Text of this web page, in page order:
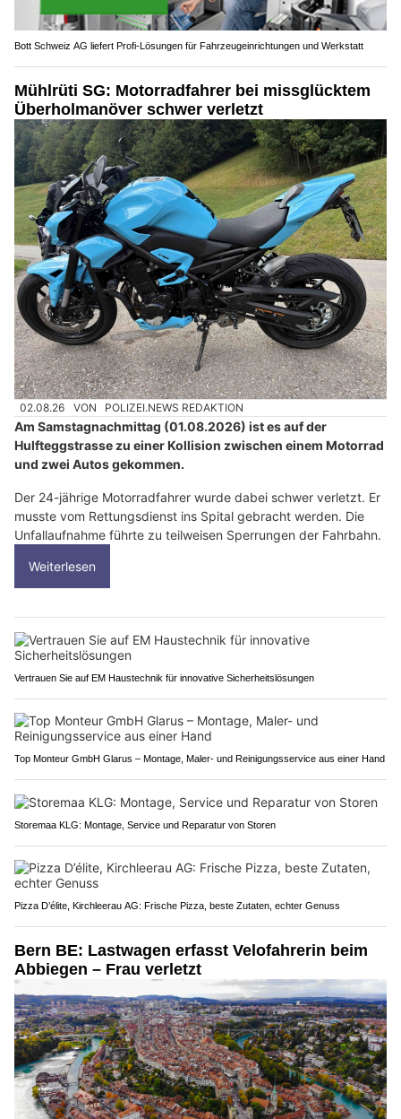
Bott Schweiz AG liefert Profi-Lösungen für Fahrzeugeinrichtungen und Werkstatt
Mühlrüti SG: Motorradfahrer bei missglücktem
Überholmanöver schwer verletzt
02.08.26 VON POLIZEI.NEWS REDAKTION
Am Samstagnachmittag (01.08.2026) ist es auf der
Hulfteggstrasse zu einer Kollision zwischen einem Motorrad
und zwei Autos gekommen.
Der 24-jährige Motorradfahrer wurde dabei schwer verletzt. Er
musste vom Rettungsdienst ins Spital gebracht werden. Die
Unfallaufnahme führte zu teilweisen Sperrungen der Fahrbahn.
Weiterlesen
Vertrauen Sie auf EM Haustechnik für innovative Sicherheitslösungen
Top Monteur GmbH Glarus – Montage, Maler- und Reinigungsservice aus einer Hand
Storemaa KLG: Montage, Service und Reparatur von Storen
Pizza D’élite, Kirchleerau AG: Frische Pizza, beste Zutaten, echter Genuss
Bern BE: Lastwagen erfasst Velofahrerin beim
Abbiegen – Frau verletzt